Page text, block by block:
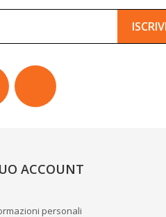
Instagram
ACCOUNT
personali